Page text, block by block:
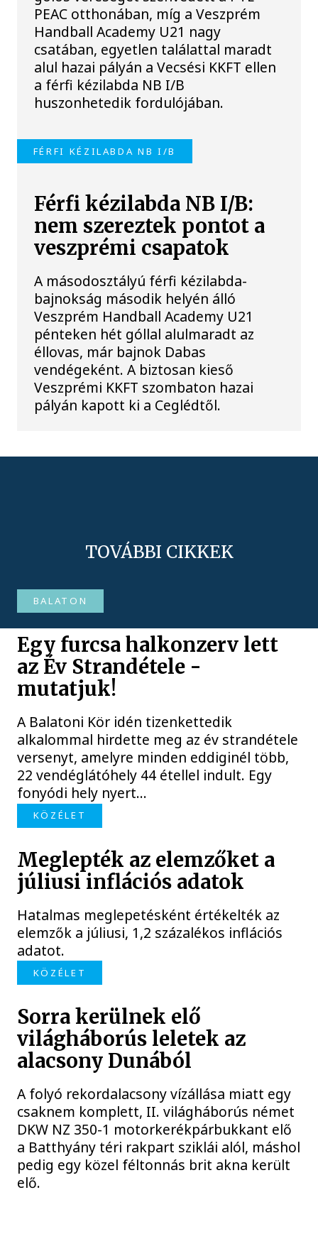
PEAC otthonában, míg a Veszprém
Handball Academy U21 nagy
csatában, egyetlen találattal maradt
alul hazai pályán a Vecsési KKFT ellen
a férfi kézilabda NB I/B
huszonhetedik fordulójában.
FÉRFI KÉZILABDA NB I/B
Férfi kézilabda NB I/B:
nem szereztek pontot a
veszprémi csapatok
A másodosztályú férfi kézilabda-
bajnokság második helyén álló
Veszprém Handball Academy U21
pénteken hét góllal alulmaradt az
éllovas, már bajnok Dabas
vendégeként. A biztosan kieső
Veszprémi KKFT szombaton hazai
pályán kapott ki a Ceglédtől.
TOVÁBBI CIKKEK
BALATON
Egy furcsa halkonzerv lett
az Év Strandétele -
mutatjuk!
A Balatoni Kör idén tizenkettedik
alkalommal hirdette meg az év strandétele
versenyt, amelyre minden eddiginél több,
22 vendéglátóhely 44 étellel indult. Egy
fonyódi hely nyert...
KÖZÉLET
Meglepték az elemzőket a
júliusi inflációs adatok
Hatalmas meglepetésként értékelték az
elemzők a júliusi, 1,2 százalékos inflációs
adatot.
KÖZÉLET
Sorra kerülnek elő
világháborús leletek az
alacsony Dunából
A folyó rekordalacsony vízállása miatt egy
csaknem komplett, II. világháborús német
DKW NZ 350-1 motorkerékpárbukkant elő
a Batthyány téri rakpart sziklái alól, máshol
pedig egy közel féltonnás brit akna került
elő.